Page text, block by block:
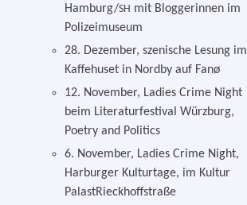
Hamburg/SH mit Bloggerinnen im
Polizeimuseum
28. Dezember, sze­ni­sche Lesung im
Kaffehuset in Nordby auf Fanø
12. November, Ladies Crime Night
beim Literaturfestival Würzburg,
Poetry and Politics
6. November, Ladies Crime Night,
Harburger Kulturtage, im Kultur
PalastRieckhoffstraße